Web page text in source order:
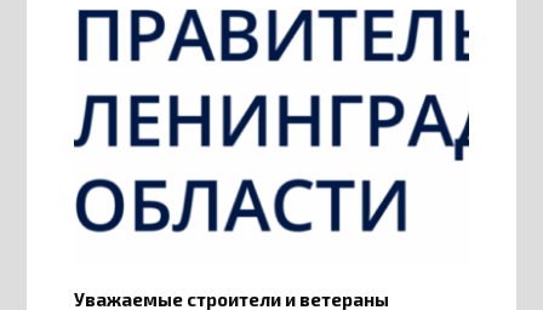
Уважаемые строители и ветераны